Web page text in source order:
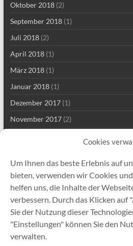
Cookies
Um Ihnen das beste Erlebnis auf
bieten, verwenden wir Cookies
helfen uns, die Inhalte der
verbessern. Durch das Klicken auf
Sie der Nutzung dieser
"Einstellungen" können Sie den
verwalten.
Oktober 2018(2)
September 2018(1)
Juli 2018(2)
April 2018(1)
März 2018(1)
Januar 2018(1)
Dezember 2017(1)
November 2017(2)
Januar 2017(1)
November 2016 (1)
November 2015(1)
Juni 2015(2)
November 2014